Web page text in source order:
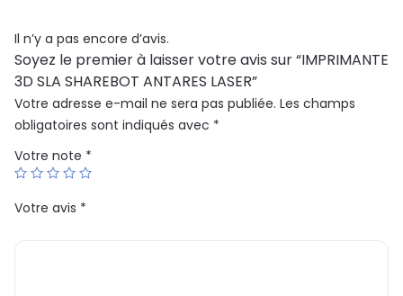
Il n’y a pas encore d’avis.
Soyez le premier à laisser votre avis sur “IMPRIMANTE
3D SLA SHAREBOT ANTARES LASER”
Votre adresse e-mail ne sera pas publiée. Les champs
obligatoires sont indiqués avec *
Votre note *
Votre avis *